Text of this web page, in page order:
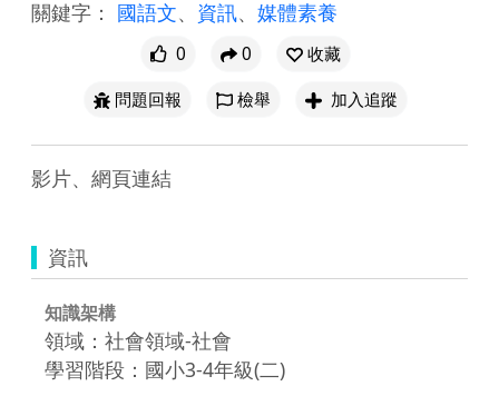
關鍵字： 國語文、 資訊、 媒體素養
0 0
收藏
問題回報
檢舉 加入追蹤
影片、網頁連結
資訊
知識架構
領域：社會領域-社會
學習階段：國小3-4年級(二)